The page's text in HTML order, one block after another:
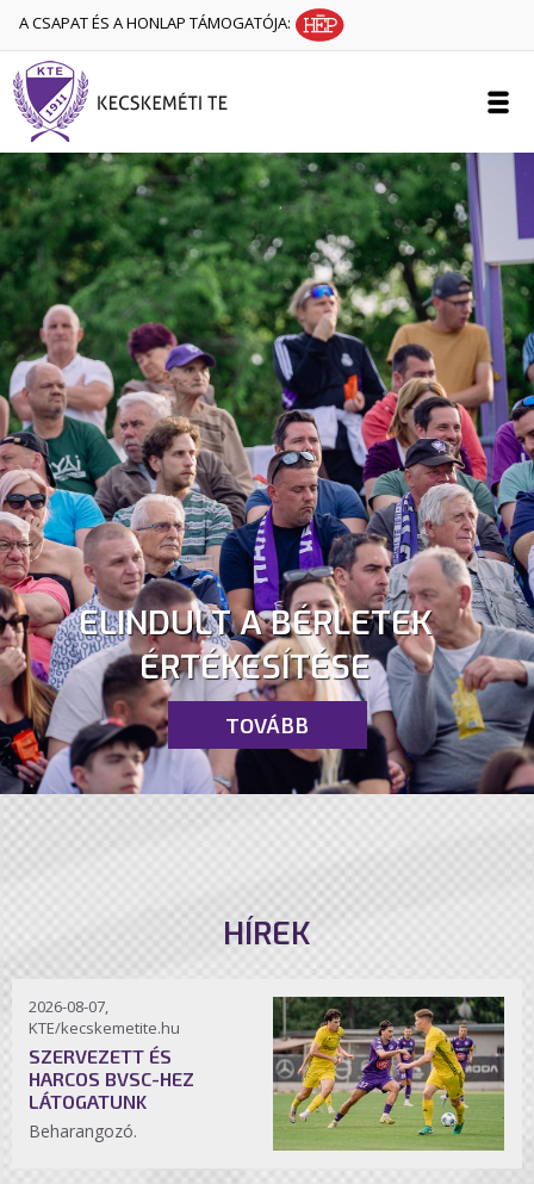
A CSAPAT ÉS A HONLAP TÁMOGATÓJA:
ELINDULT A BÉRLETEK
ÉRTÉKESÍTÉSE
TOVÁBB
HÍREK
2026-08-07,
KTE/kecskemetite.hu
SZERVEZETT ÉS
HARCOS BVSC-HEZ
LÁTOGATUNK
Beharangozó.